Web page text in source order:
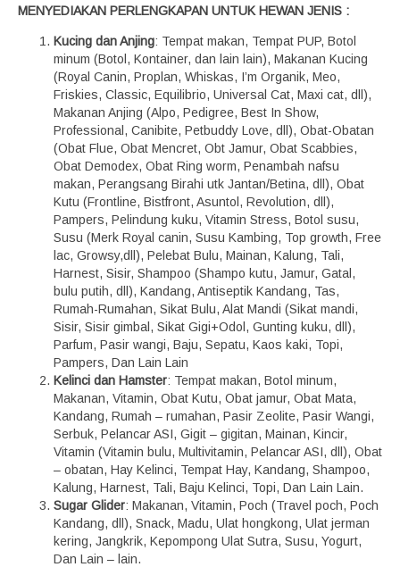
MENYEDIAKAN PERLENGKAPAN UNTUK HEWAN JENIS :
Kucing dan Anjing: Tempat makan, Tempat PUP, Botol
minum (Botol, Kontainer, dan lain lain), Makanan Kucing
(Royal Canin, Proplan, Whiskas, I’m Organik, Meo,
Friskies, Classic, Equilibrio, Universal Cat, Maxi cat, dll),
Makanan Anjing (Alpo, Pedigree, Best In Show,
Professional, Canibite, Petbuddy Love, dll), Obat-Obatan
(Obat Flue, Obat Mencret, Obt Jamur, Obat Scabbies,
Obat Demodex, Obat Ring worm, Penambah nafsu
makan, Perangsang Birahi utk Jantan/Betina, dll), Obat
Kutu (Frontline, Bistfront, Asuntol, Revolution, dll),
Pampers, Pelindung kuku, Vitamin Stress, Botol susu,
Susu (Merk Royal canin, Susu Kambing, Top growth, Free
lac, Growsy,dll), Pelebat Bulu, Mainan, Kalung, Tali,
Harnest, Sisir, Shampoo (Shampo kutu, Jamur, Gatal,
bulu putih, dll), Kandang, Antiseptik Kandang, Tas,
Rumah-Rumahan, Sikat Bulu, Alat Mandi (Sikat mandi,
Sisir, Sisir gimbal, Sikat Gigi+Odol, Gunting kuku, dll),
Parfum, Pasir wangi, Baju, Sepatu, Kaos kaki, Topi,
Pampers, Dan Lain Lain
Kelinci dan Hamster: Tempat makan, Botol minum,
Makanan, Vitamin, Obat Kutu, Obat jamur, Obat Mata,
Kandang, Rumah – rumahan, Pasir Zeolite, Pasir Wangi,
Serbuk, Pelancar ASI, Gigit – gigitan, Mainan, Kincir,
Vitamin (Vitamin bulu, Multivitamin, Pelancar ASI, dll), Obat
– obatan, Hay Kelinci, Tempat Hay, Kandang, Shampoo,
Kalung, Harnest, Tali, Baju Kelinci, Topi, Dan Lain Lain.
Sugar Glider: Makanan, Vitamin, Poch (Travel poch, Poch
Kandang, dll), Snack, Madu, Ulat hongkong, Ulat jerman
kering, Jangkrik, Kepompong Ulat Sutra, Susu, Yogurt,
Dan Lain – lain.